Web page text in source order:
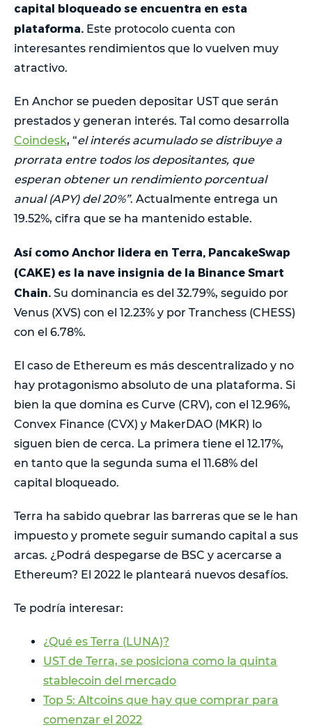
capital bloqueado se encuentra en esta
plataforma. Este protocolo cuenta con
interesantes rendimientos que lo vuelven muy
atractivo.
En Anchor se pueden depositar UST que serán
prestados y generan interés. Tal como desarrolla
Coindesk, “el interés acumulado se distribuye a
prorrata entre todos los depositantes, que
esperan obtener un rendimiento porcentual
anual (APY) del 20%”. Actualmente entrega un
19.52%, cifra que se ha mantenido estable.
Así como Anchor lidera en Terra, PancakeSwap
(CAKE) es la nave insignia de la Binance Smart
Chain. Su dominancia es del 32.79%, seguido por
Venus (XVS) con el 12.23% y por Tranchess (CHESS)
con el 6.78%.
El caso de Ethereum es más descentralizado y no
hay protagonismo absoluto de una plataforma. Si
bien la que domina es Curve (CRV), con el 12.96%,
Convex Finance (CVX) y MakerDAO (MKR) lo
siguen bien de cerca. La primera tiene el 12.17%,
en tanto que la segunda suma el 11.68% del
capital bloqueado.
Terra ha sabido quebrar las barreras que se le han
impuesto y promete seguir sumando capital a sus
arcas. ¿Podrá despegarse de BSC y acercarse a
Ethereum? El 2022 le planteará nuevos desafíos.
Te podría interesar:
¿Qué es Terra (LUNA)?
UST de Terra, se posiciona como la quinta
stablecoin del mercado
Top 5: Altcoins que hay que comprar para
comenzar el 2022